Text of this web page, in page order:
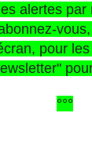
alertes
pour
°°°